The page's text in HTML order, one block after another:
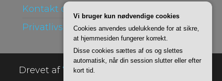
Kontakt og Om
Privatlivspolitik
Drevet afWordPress
Vi bruger kun nødvendige cookies
Cookies anvendes udelukkende for at sikre,
at hjemmesiden fungerer korrekt.
Disse cookies sættes af os og slettes
automatisk, når din session slutter eller efter
kort tid.